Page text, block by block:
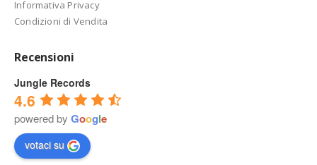
Informativa Privacy
Condizioni di Vendita
Recensioni
Jungle Records
4.6
powered by Google
votaci su